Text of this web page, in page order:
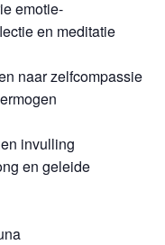
emotie-
en meditatie
naar zelfcompassie
invulling
en geleide